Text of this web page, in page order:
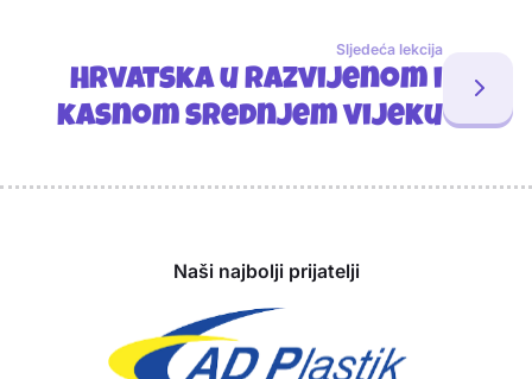
Sljedeća lekcija
Hrvatska u razvijenom i
kasnom srednjem vijeku
Naši najbolji prijatelji